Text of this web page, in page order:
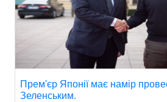
Прем'єр Японії має намір
Зеленським.